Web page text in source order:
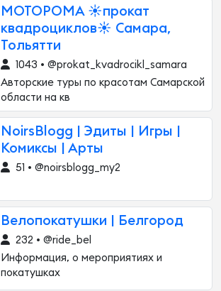
МОТОРОМА ☀️прокат
квадроциклов☀️ Самара,
Тольятти
1043 • @prokat_kvadrocikl_samara
Авторские туры по красотам Самарской
области на кв
NoirsBlogg | Эдиты | Игры |
Комиксы | Арты
51 • @noirsblogg_my2
Велопокатушки | Белгород
232 • @ride_bel
Информация, о мероприятиях и
покатушках